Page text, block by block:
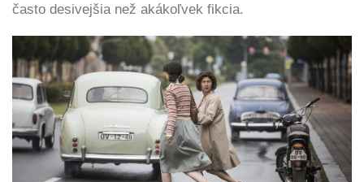
často desivejšia než akákoľvek fikcia.